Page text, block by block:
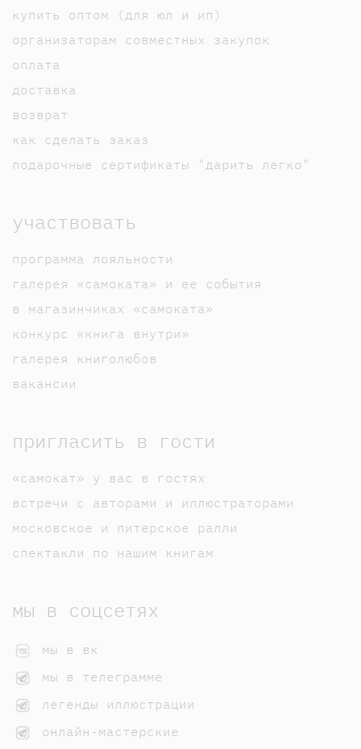
купить оптом (для юл и ип)
организаторам совместных закупок
оплата
доставка
возврат
как сделать заказ
подарочные сертификаты "дарить легко"
участвовать
программа лояльности
галерея «самоката» и ее события
в магазинчиках «самоката»
конкурс «книга внутри»
галерея книголюбов
вакансии
пригласить в гости
«самокат» у вас в гостях
встречи с авторами и иллюстраторами
московское и питерское ралли
спектакли по нашим книгам
мы в соцсетях
мы в вк
мы в телеграмме
легенды иллюстрации
онлайн-мастерские